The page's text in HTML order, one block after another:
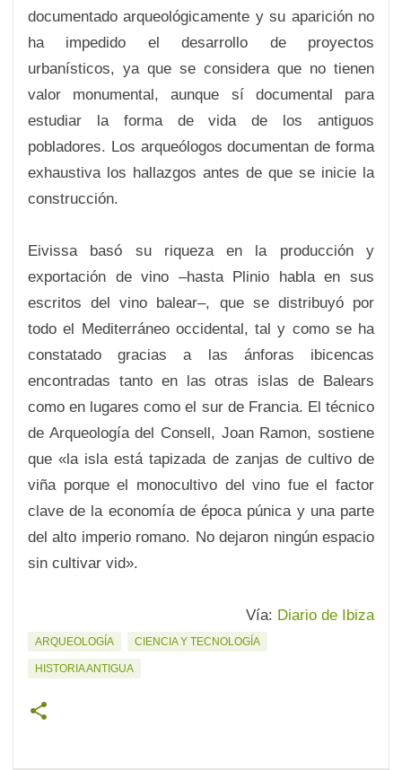
documentado arqueológicamente y su aparición no
ha impedido el desarrollo de proyectos
urbanísticos, ya que se considera que no tienen
valor monumental, aunque sí documental para
estudiar la forma de vida de los antiguos
pobladores. Los arqueólogos documentan de forma
exhaustiva los hallazgos antes de que se inicie la
construcción.
Eivissa basó su riqueza en la producción y
exportación de vino –hasta Plinio habla en sus
escritos del vino balear–, que se distribuyó por
todo el Mediterráneo occidental, tal y como se ha
constatado gracias a las ánforas ibicencas
encontradas tanto en las otras islas de Balears
como en lugares como el sur de Francia. El técnico
de Arqueología del Consell, Joan Ramon, sostiene
que «la isla está tapizada de zanjas de cultivo de
viña porque el monocultivo del vino fue el factor
clave de la economía de época púnica y una parte
del alto imperio romano. No dejaron ningún espacio
sin cultivar vid».
Vía: Diario de Ibiza
ARQUEOLOGÍA CIENCIA Y TECNOLOGÍA
HISTORIA ANTIGUA